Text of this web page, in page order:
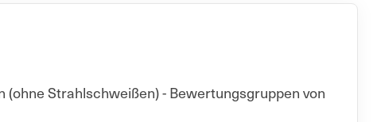
Strahlschweißen) - Bewertungsgruppen von